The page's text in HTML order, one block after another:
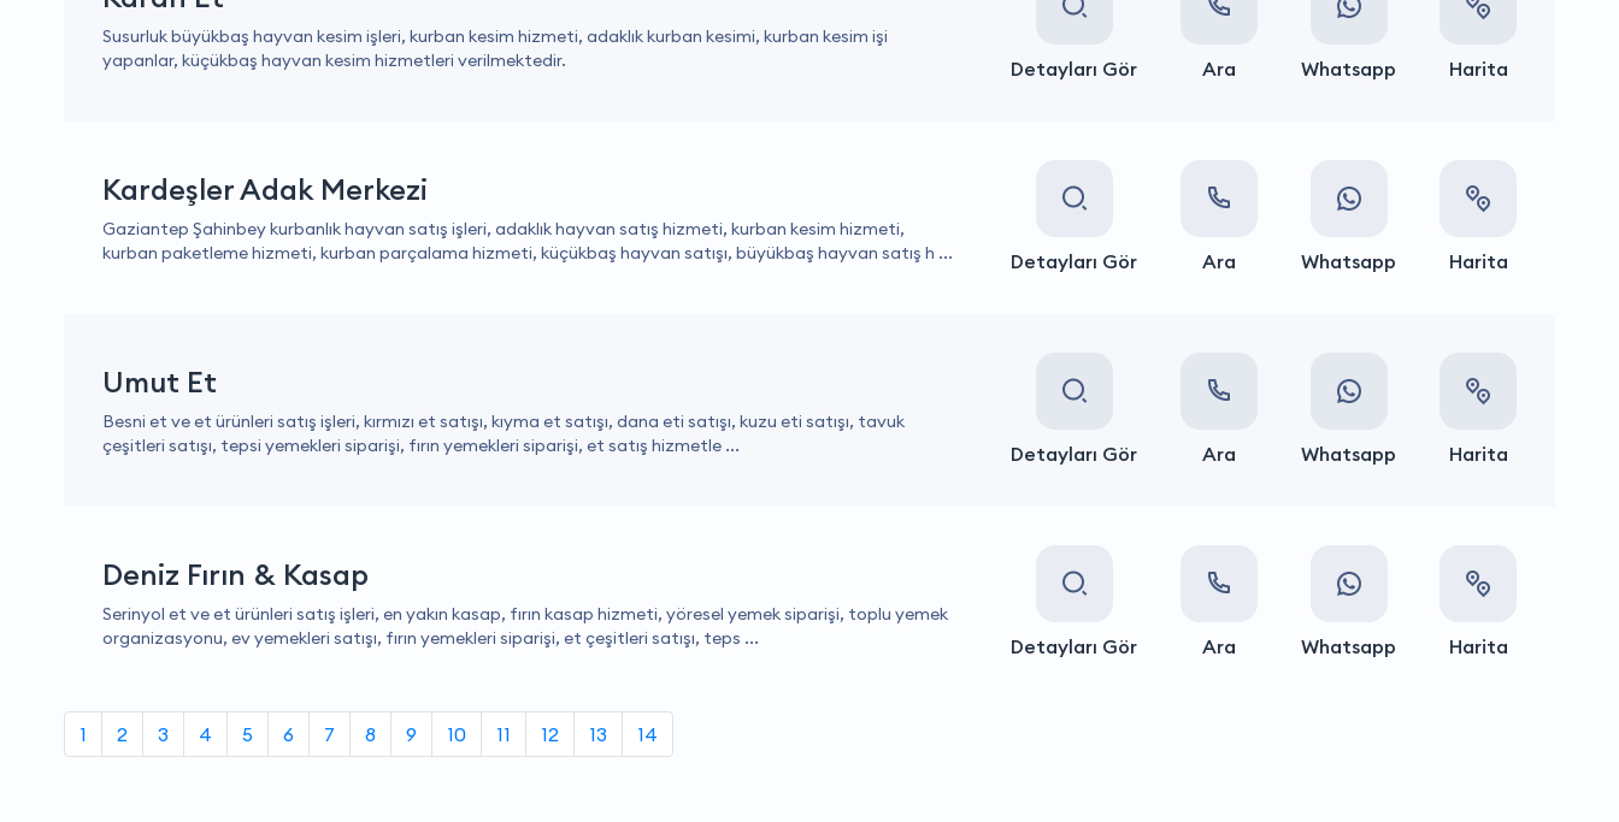
Susurluk büyükbaş hayvan kesim işleri, kurban kesim hizmeti, adaklık kurban kesimi, kurban kesim işi
yapanlar, küçükbaş hayvan kesim hizmetleri verilmektedir.
Detayları Gör Ara Whatsapp Harita
Kardeşler Adak Merkezi
Gaziantep Şahinbey kurbanlık hayvan satış işleri, adaklık hayvan satış hizmeti, kurban kesim hizmeti,
kurban paketleme hizmeti, kurban parçalama hizmeti, küçükbaş hayvan satışı, büyükbaş hayvan satış h ...
Detayları Gör Ara Whatsapp Harita
Umut Et
Besni et ve et ürünleri satış işleri, kırmızı et satışı, kıyma et satışı, dana eti satışı, kuzu eti satışı, tavuk
çeşitleri satışı, tepsi yemekleri siparişi, fırın yemekleri siparişi, et satış hizmetle ...
Detayları Gör Ara Whatsapp Harita
Deniz Fırın & Kasap
Serinyol et ve et ürünleri satış işleri, en yakın kasap, fırın kasap hizmeti, yöresel yemek siparişi, toplu yemek
organizasyonu, ev yemekleri satışı, fırın yemekleri siparişi, et çeşitleri satışı, teps ...
Detayları Gör Ara Whatsapp Harita
1 2 3 4 5 6 7 8 9 10 11 12 13 14